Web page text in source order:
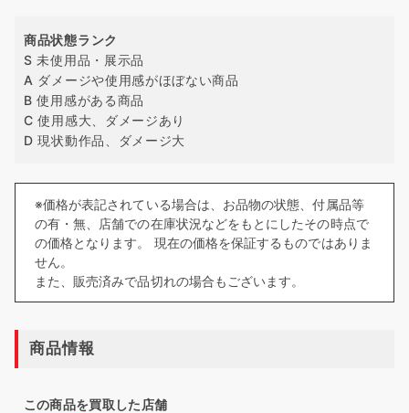
商品状態ランク
S 未使用品・展示品
A ダメージや使用感がほぼない商品
B 使用感がある商品
C 使用感大、ダメージあり
D 現状動作品、ダメージ大
※価格が表記されている場合は、お品物の状態、付属品等
の有・無、店舗での在庫状況などをもとにしたその時点で
の価格となります。 現在の価格を保証するものではありま
せん。
また、販売済みで品切れの場合もございます。
商品情報
この商品を買取した店舗